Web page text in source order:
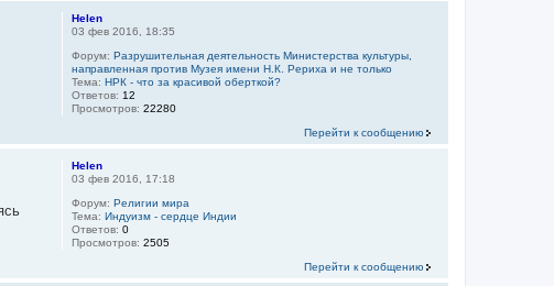
Helen
03 фев 2016, 18:35
Форум:Разрушительная деятельность Министерства культуры,
направленная против Музея имени Н.К. Рериха и не только
Тема:НРК - что за красивой оберткой?
Ответов: 12
Просмотров:22280
Перейти к сообщению
Helen
03 фев 2016, 17:18
Форум:Религии мира
Тема:Индуизм - сердце Индии
Ответов:0
Просмотров:2505
Перейти к сообщению